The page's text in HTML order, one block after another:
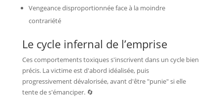
Vengeance disproportionnée face à la moindre
contrariété
Le cycle infernal de l’emprise
Ces comportements toxiques s'inscrivent dans un cycle bien
précis. La victime est d'abord idéalisée, puis
progressivement dévalorisée, avant d'être "punie" si elle
tente de s'émanciper. 🔄